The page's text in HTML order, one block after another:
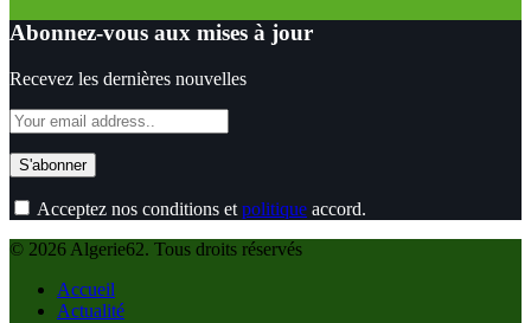
Abonnez-vous aux mises à jour
Recevez les dernières nouvelles
Acceptez nos conditions et politique accord.
© 2026 Algerie62. Tous droits réservés
Accueil
Actualité